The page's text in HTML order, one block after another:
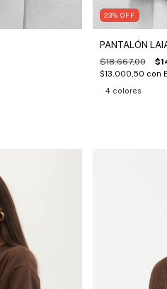
23% OFF
PANTALÓN
$18.667,00
$13.000,50 con
4 colores